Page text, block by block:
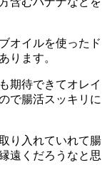
オイルを使ったド
ります。
期待できてオレイ
で腸活スッキリに
り入れていれて腸
遠くだろうなと思